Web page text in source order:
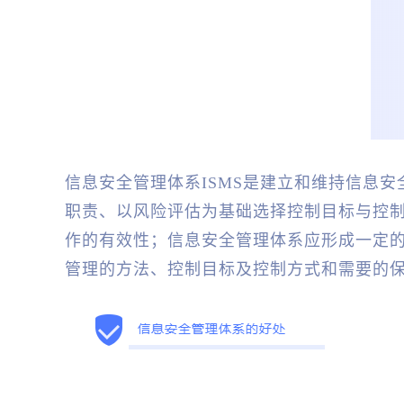
信息安全管理体系ISMS是建立和维持信息
职责、以风险评估为基础选择控制目标与控
作的有效性；信息安全管理体系应形成一定
管理的方法、控制目标及控制方式和需要的保